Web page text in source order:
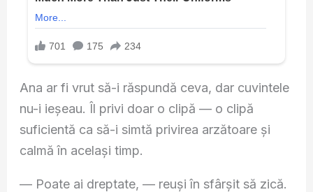
Ana ar fi vrut să-i răspundă ceva, dar cuvintele
nu-i ieșeau. Îl privi doar o clipă — o clipă
suficientă ca să-i simtă privirea arzătoare și
calmă în același timp.
— Poate ai dreptate, — reuși în sfârșit să zică.